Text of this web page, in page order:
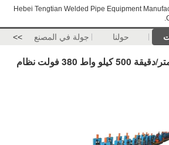
Hebei Tengtian Welded Pipe Equipment
حولنا جولة في المصنع >>
آلة طاحونة الأنابيب 70 متر/دقيقة 500 كيلو واط 380 فولت نظام